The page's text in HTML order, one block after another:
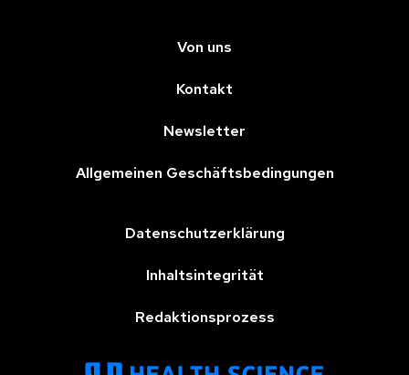
Von uns
Kontakt
Newsletter
Allgemeinen Geschäftsbedingungen
Datenschutzerklärung
Inhaltsintegrität
Redaktionsprozess